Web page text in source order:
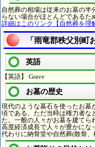
自然葬の相場は従来のお墓の
らない場合がほとんどであるた
詳細はこのリンク【自然葬を理
「雨竜郡秩父別
英語
【英語】 Grave
お墓の歴史
現代のような墓石を使ったお墓
頃である。ただ当時は権力者な
た。一般の人々がお墓を建てら
高度経済成長で人々が豊かにな
代わりに納骨堂や自然葬(散骨、